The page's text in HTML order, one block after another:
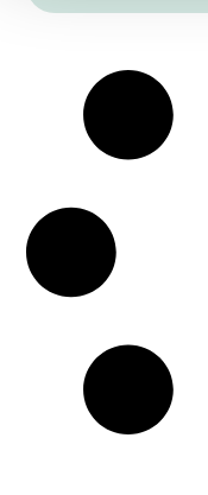
Sarah Rumer
(hautbois),
Marquez Teruel
Charpentier-
Prokofiev avec